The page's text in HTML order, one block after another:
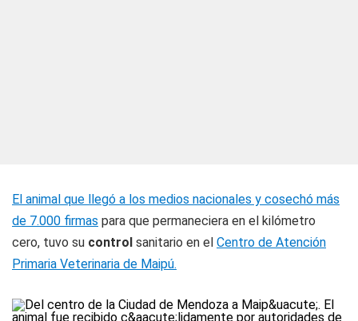
El animal que llegó a los medios nacionales y cosechó más
de 7.000 firmas para que permaneciera en el kilómetro
cero, tuvo su control sanitario en el Centro de Atención
Primaria Veterinaria de Maipú.